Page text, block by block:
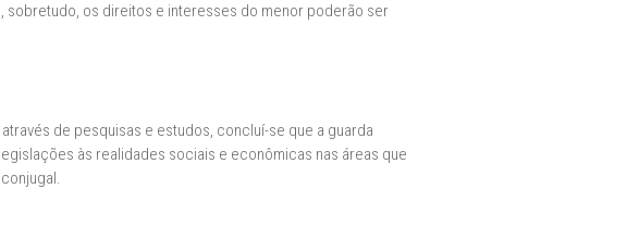
sobretudo, os direitos e interesses do menor poderão ser
de pesquisas e estudos, concluí-se que a guarda
às realidades sociais e econômicas nas áreas que